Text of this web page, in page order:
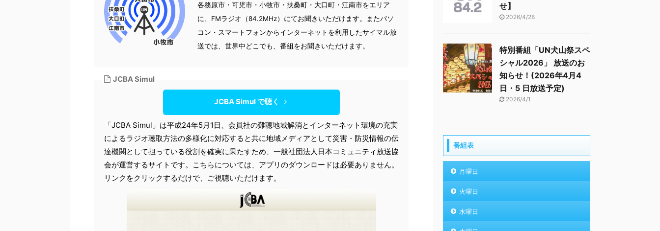
各務原市・可児市・小牧市・扶桑町・大口町・江南市をエリア
に、FMラジオ（84.2MHz）にてお聞きいただけます。またパソ
コン・スマートフォンからインターネットを利用したサイマル放
送では、世界中どこでも、番組をお聞きいただけます。
JCBA Simul
JCBA Simul で聴く
「JCBA Simul」は平成24年5月1日、会員社の難聴地域解消とインターネット環境の充実
によるラジオ聴取方法の多様化に対応すると共に地域メディアとして災害・防災情報の伝
達機関として担っている役割を確実に果たすため、一般社団法人日本コミュニティ放送協
会が運営するサイトです。こちらについては、アプリのダウンロードは必要ありません。
リンクをクリックするだけで、ご視聴いただけます。
せ】
2026/4/28
特別番組「UN犬山祭スペ
シャル2026」 放送のお
知らせ！(2026年4月4
日・5 日放送予定)
2026/4/1
番組表
月曜日
火曜日
水曜日